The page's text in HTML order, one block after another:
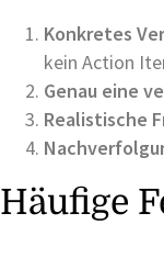
Konkretes
kein Action
Genau eine
Realistische
Häufige